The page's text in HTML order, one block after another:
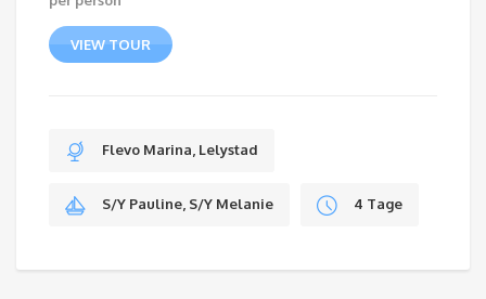
€269,00
through
VIEW TOUR
Flevo Marina, Lelystad
S/Y Pauline, S/Y Melanie 4 Tage